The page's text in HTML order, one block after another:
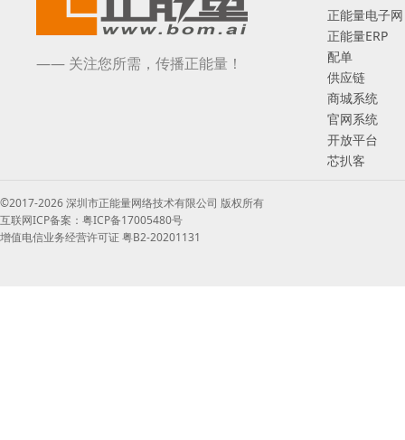
—— 关注您所需，传播正能量！
正能量电子网
正能量ERP
配单
供应链
商城系统
官网系统
开放平台
芯扒客
©2017-2026 深圳市正能量网络技术有限公司 版权所有
互联网ICP备案：粤ICP备17005480号
增值电信业务经营许可证 粤B2-20201131